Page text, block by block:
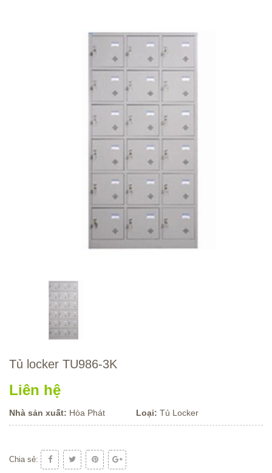
Tủ locker TU986-3K
Liên hệ
Nhà sản xuất: Hòa Phát Loại: Tủ Locker
Chia sẻ: